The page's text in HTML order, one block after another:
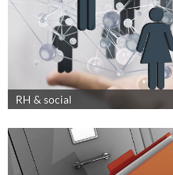
RH & social